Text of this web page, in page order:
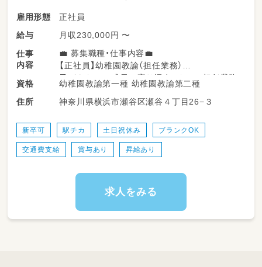
雇用形態
正社員
給与
月収230,000円 〜
仕事
内容
💼 募集職種・仕事内容💼
【正社員】幼稚園教諭（担任業務）
子どもたちの成長に寄り添う、クラス担任業務
全般をお願いいたします。
・専門指導は外部講師もいます♪：体操や楽器指
音楽が好きな方や、表現活動を好む方、一緒に楽
しみたい方にぴったりの環境です。
・本物の芸術に触れる行事：年長組で観劇会で劇
格的なミュージカルを行います。
・事務作業の軽減：集金などの事務作業は専任ス
資格
幼稚園教諭第一種 幼稚園教諭第二種
住所
神奈川県横浜市瀬谷区瀬谷４丁目26−３
新卒可 駅チカ 土日祝休み ブランクOK
交通費支給 賞与あり 昇給あり
求人をみる